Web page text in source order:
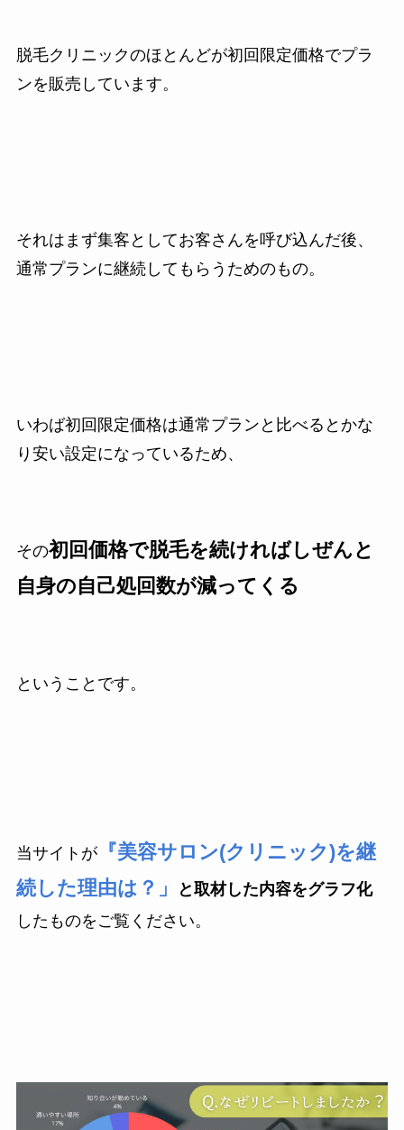
脱毛クリニックのほとんどが初回限定価格でプラ
ンを販売しています。
それはまず集客としてお客さんを呼び込んだ後、
通常プランに継続してもらうためのもの。
いわば初回限定価格は通常プランと比べるとかな
り安い設定になっているため、
その初回価格で脱毛を続ければしぜんと
自身の自己処回数が減ってくる
ということです。
当サイトが『美容サロン(クリニック)を継
続した理由は？」
と取材した内容をグラフ化
したものをご覧ください。